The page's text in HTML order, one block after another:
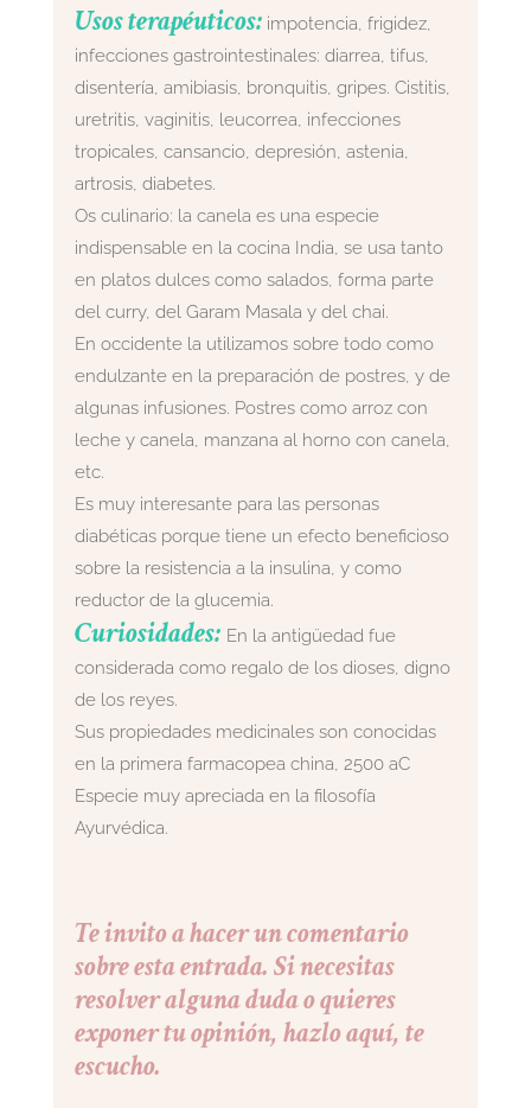
Usos terapéuticos:impotencia, frigidez,
infecciones gastrointestinales: diarrea, tifus,
disentería, amibiasis, bronquitis, gripes. Cistitis,
uretritis, vaginitis, leucorrea, infecciones
tropicales, cansancio, depresión, astenia,
artrosis, diabetes.
Os culinario: la canela es una especie
indispensable en la cocina India, se usa tanto
en platos dulces como salados, forma parte
del curry, del Garam Masala y del chai.
En occidente la utilizamos sobre todo como
endulzante en la preparación de postres, y de
algunas infusiones. Postres como arroz con
leche y canela, manzana al horno con canela,
etc.
Es muy interesante para las personas
diabéticas porque tiene un efecto beneficioso
sobre la resistencia a la insulina, y como
reductor de la glucemia.
Curiosidades: En la antigüedad fue
considerada como regalo de los dioses, digno
de los reyes.
Sus propiedades medicinales son conocidas
en la primera farmacopea china, 2500 aC
Especie muy apreciada en la filosofía
Ayurvédica.
Te invito a hacer un comentario
sobre esta entrada. Si necesitas
resolver alguna duda o quieres
exponer tu opinión, hazlo aquí, te
escucho.